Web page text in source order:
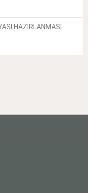
HAZIRLANMASI